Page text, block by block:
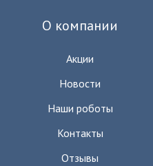
О компании
Акции
Новости
Наши роботы
Контакты
Отзывы